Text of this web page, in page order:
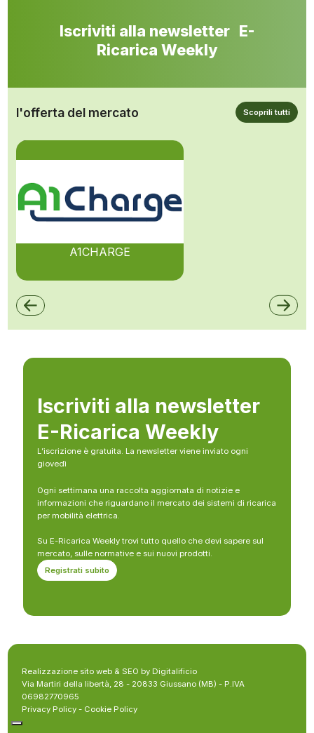
Iscriviti alla newsletter E-
Ricarica Weekly
l'offerta del mercato Scoprili tutti
A1CHARGE
Iscriviti alla newsletter
E-Ricarica Weekly
L’iscrizione è gratuita. La newsletter viene inviato ogni
giovedì
Ogni settimana una raccolta aggiornata di notizie e
informazioni che riguardano il mercato dei sistemi di ricarica
per mobilità elettrica.
Su E-Ricarica Weekly trovi tutto quello che devi sapere sul
mercato, sulle normative e sui nuovi prodotti.
Registrati subito
Realizzazione sito web & SEO by Digitalificio
Via Martiri della libertà, 28 - 20833 Giussano (MB) - P.IVA
06982770965
Privacy Policy - Cookie Policy